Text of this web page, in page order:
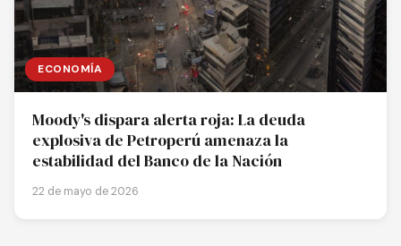
ECONOMÍA
Moody's dispara alerta roja: La deuda
explosiva de Petroperú amenaza la
estabilidad del Banco de la Nación
22 de mayo de 2026